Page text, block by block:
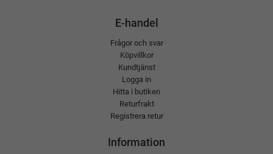
E-handel
Frågor och svar
Köpvillkor
Kundtjänst
Logga in
Hitta i butiken
Returfrakt
Registrera retur
Information